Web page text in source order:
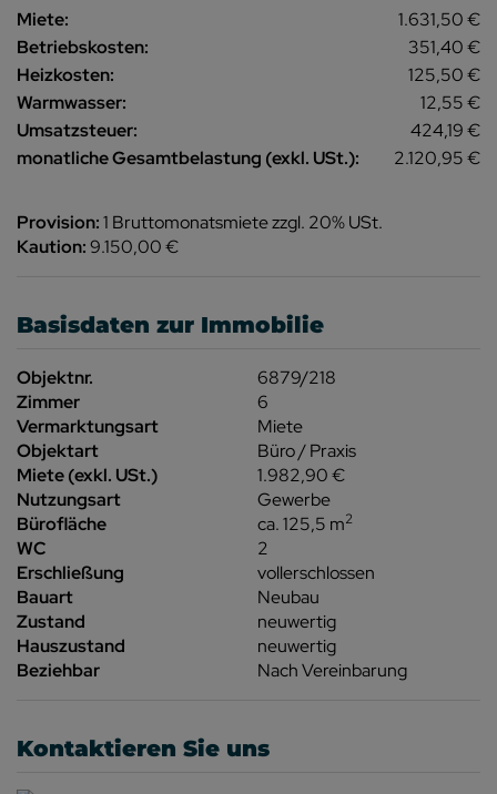
Miete:
1.631,50 €
Betriebskosten:
351,40 €
Heizkosten:
125,50 €
Warmwasser:
12,55 €
Umsatzsteuer:
424,19 €
monatliche Gesamtbelastung (exkl. USt.):
2.120,95 €
Provision:1 Bruttomonatsmiete zzgl. 20% USt.
Kaution:9.150,00 €
Basisdaten zur Immobilie
Objektnr.
6879/218
Zimmer
6
Vermarktungsart
Miete
Objektart
Büro / Praxis
Miete (exkl. USt.)
1.982,90 €
Nutzungsart
Gewerbe
Bürofläche
ca. 125,5 m2
WC
2
Erschließung
vollerschlossen
Bauart
Neubau
Zustand
neuwertig
Hauszustand
neuwertig
Beziehbar
Nach Vereinbarung
Kontaktieren Sie uns